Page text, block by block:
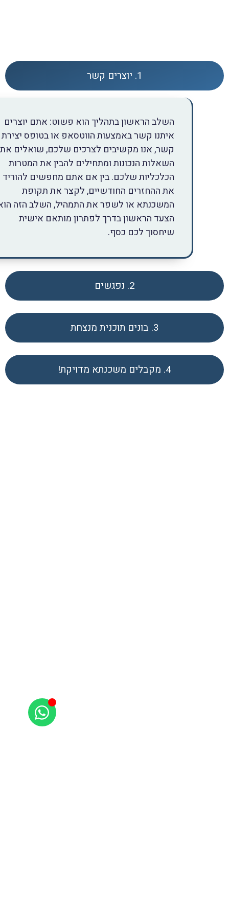
1. יוצרים קשר
2. נפגשים
3. בונים תוכנית מנצחת
4. מקבלים משכנתא מדויקת!
השלב הראשון בתהליך הוא פשוט: אתם יוצרים
איתנו קשר באמצעות הווטסאפ או בטופס יצירת
קשר, אנו מקשיבים לצרכים שלכם, שואלים את
השאלות הנכונות ומתחילים להבין את המטרות
הכלכליות שלכם. בין אם אתם מחפשים להוריד
את ההחזרים החודשיים, לקצר את תקופת
המשכנתא או לשפר את התמהיל, השלב הזה
הצעד הראשון בדרך לפתרון מותאם אישית
שיחסוך לכם כסף.